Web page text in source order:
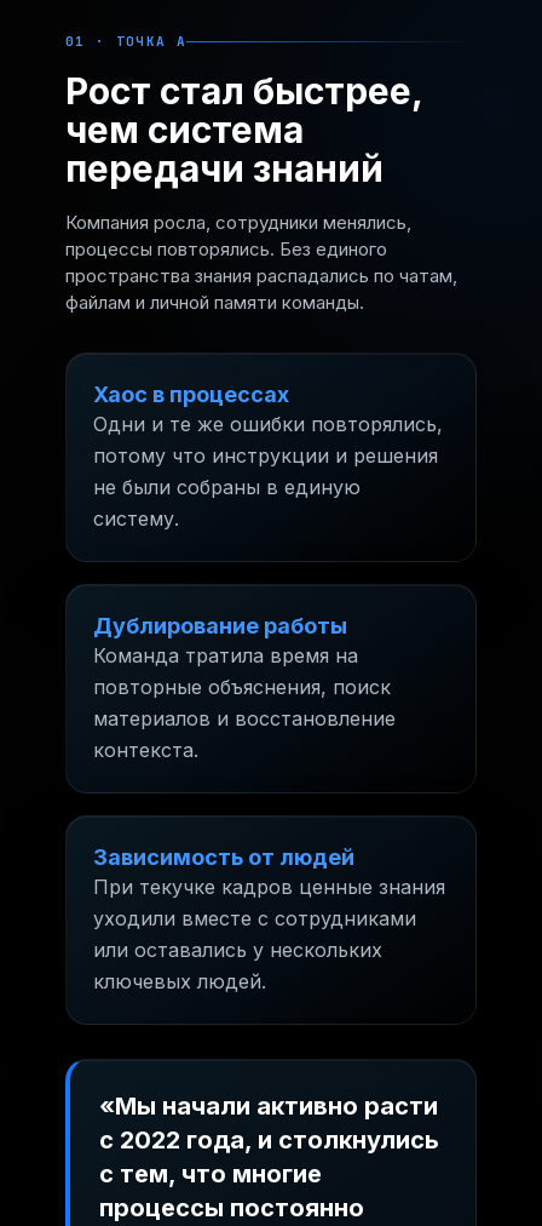
01 · ТОЧКА А
Рост стал быстрее,
чем система
передачи знаний
Компания росла, сотрудники менялись,
процессы повторялись. Без единого
пространства знания распадались по чатам,
файлам и личной памяти команды.
Хаос в процессах
Одни и те же ошибки повторялись,
потому что инструкции и решения
не были собраны в единую
систему.
Дублирование работы
Команда тратила время на
повторные объяснения, поиск
материалов и восстановление
контекста.
Зависимость от людей
При текучке кадров ценные знания
уходили вместе с сотрудниками
или оставались у нескольких
ключевых людей.
«Мы начали активно расти
с 2022 года, и столкнулись
с тем, что многие
процессы постоянно